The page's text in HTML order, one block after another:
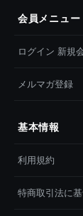
会員メニュー
ログイン 新規
メルマガ登録
基本情報
利用規約
特商取引法に